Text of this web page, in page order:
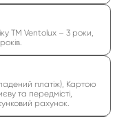
ТМ Ventolux – 3 роки,
платіж), Картою
та передмісті,
рахунок.